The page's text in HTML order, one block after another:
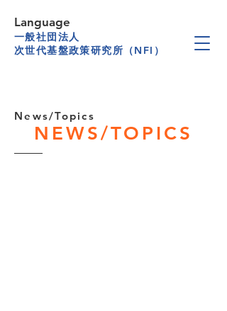
一般社団法人
次世代基盤政策研究所（NFI）
Language
News/Topics
NEWS/TOPICS